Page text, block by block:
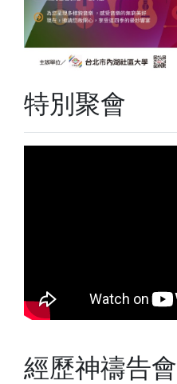
特別聚會
經歷神禱告會